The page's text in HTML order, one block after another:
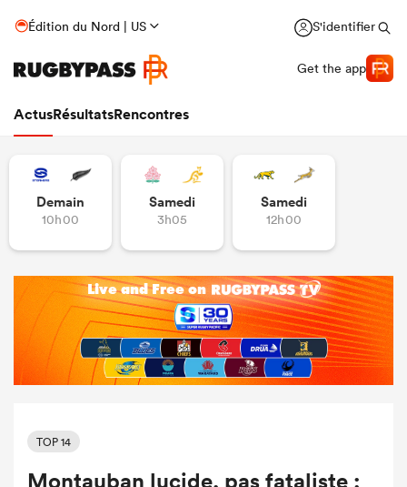
Édition du Nord | US S'identifier
Get the app
ActusRésultatsRencontres
Demain
10h00
Samedi
3h05
Samedi
12h00
TOP 14
Montauban lucide, pas fataliste :